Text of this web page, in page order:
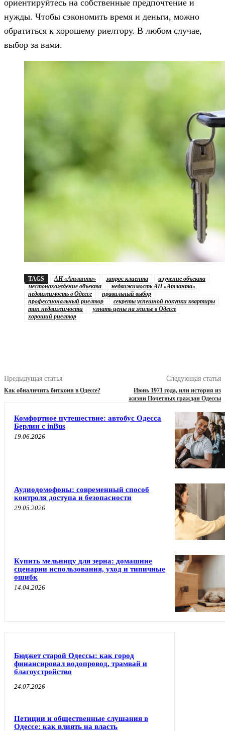
ориентируйтесь на собственные предпочтение и
нужды. Чтобы сэкономить время и деньги, можно
обратиться к хорошему риелтору. В любом случае,
выбор за вами.
TAGS АН «Атланта» запрос клиента
изучение объекта
местонахождение объекта
недвижимость АН «Атланта»
недвижимость в Одессе
правильный выбор
профессиональный риелтор
секреты успешной покупки квартиры
тип недвижимости
узнать цены на жилье в Одессе
хороший риелтор
Предыдущая статья
Как обналичить биткоин в Одессе?
Следующая статья
Июнь 1971 года, или история из
жизни Почетных граждан Одессы
Комфортное путешествие: автобус Одесса
Берлин с inBus
19.06.2026
Аудиодомофоны: современный способ
контроля доступа и безопасности
29.05.2026
Купить мельницу для зерна: домашние
сценарии использования, уход и типичные
ошибк
14.04.2026
Бюджет старой Одессы: как город
финансировал водопровод, трамвай и
благоустройство
24.07.2026
Петиции и общественные слушания в
Одессе: как влиять на власть